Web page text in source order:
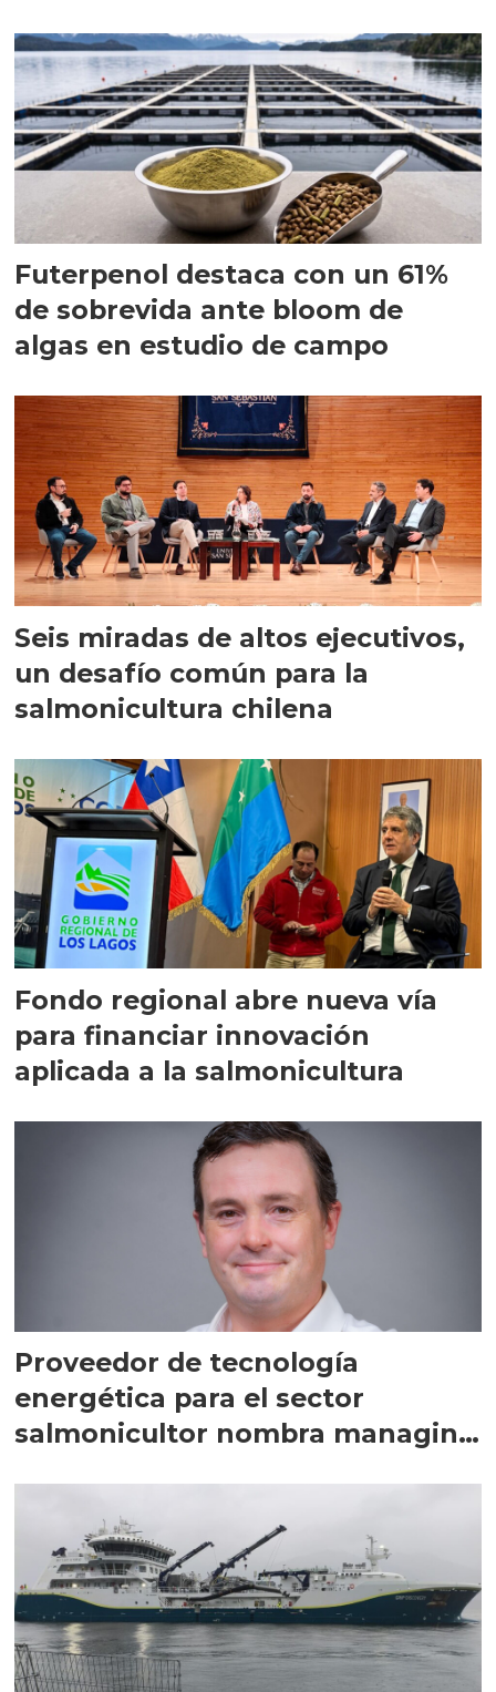
Futerpenol destaca con un 61%
de sobrevida ante bloom de
algas en estudio de campo
Seis miradas de altos ejecutivos,
un desafío común para la
salmonicultura chilena
Fondo regional abre nueva vía
para financiar innovación
aplicada a la salmonicultura
Proveedor de tecnología
energética para el sector
salmonicultor nombra managing